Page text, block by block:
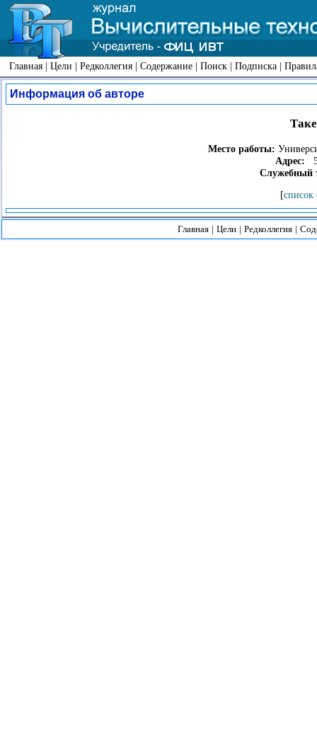
Главная | Цели | Редколлегия | Содержание | Поиск | Подписка |
Информация об авторе
Место работы:
Адрес:
Служебный
[список
Главная | Цели | Редколлегия |